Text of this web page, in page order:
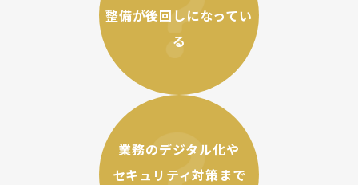
整備が後回しになってい
る
業務のデジタル化や
セキュリティ対策まで